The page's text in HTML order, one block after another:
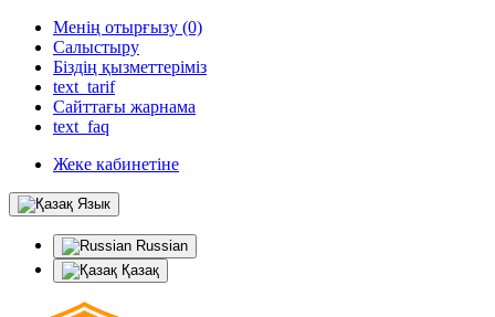
Менің отырғызу (0)
Салыстыру
Біздің қызметтеріміз
text_tarif
Сайттағы жарнама
text_faq
Жеке кабинетіне
Язык
Russian
Қазақ